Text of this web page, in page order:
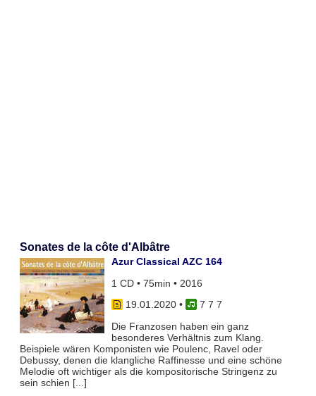
Sonates de la côte d'Albâtre
Azur Classical AZC 164
1 CD • 75min • 2016
19.01.2020•
7 7 7
Die Franzosen haben ein ganz
besonderes Verhältnis zum Klang.
Beispiele wären Komponisten wie Poulenc, Ravel oder
Debussy, denen die klangliche Raffinesse und eine schöne
Melodie oft wichtiger als die kompositorische Stringenz zu
sein schien [...]